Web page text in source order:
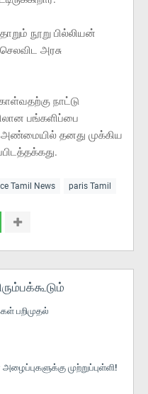
நூறு பில்லியன்
அரசு
நாட்டு
பங்களிப்பை
அண்மையில் தனது முக்கிய
Tamil News paris Tamil
பறிமுதல்
முற்றுப்புள்ளி!